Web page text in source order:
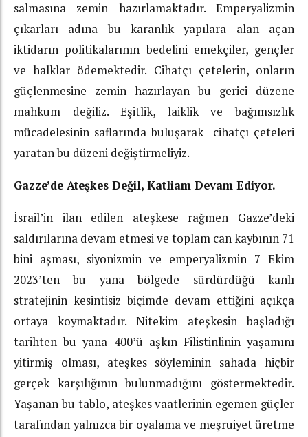
salmasına zemin hazırlamaktadır. Emperyalizmin
çıkarları adına bu karanlık yapılara alan açan
iktidarın politikalarının bedelini emekçiler, gençler
ve halklar ödemektedir. Cihatçı çetelerin, onların
güçlenmesine zemin hazırlayan bu gerici düzene
mahkum değiliz. Eşitlik, laiklik ve bağımsızlık
mücadelesinin saflarında buluşarak cihatçı çeteleri
yaratan bu düzeni değiştirmeliyiz.
Gazze’de Ateşkes Değil, Katliam Devam Ediyor.
İsrail’in ilan edilen ateşkese rağmen Gazze’deki
saldırılarına devam etmesi ve toplam can kaybının 71
bini aşması, siyonizmin ve emperyalizmin 7 Ekim
2023’ten bu yana bölgede sürdürdüğü kanlı
stratejinin kesintisiz biçimde devam ettiğini açıkça
ortaya koymaktadır. Nitekim ateşkesin başladığı
tarihten bu yana 400’ü aşkın Filistinlinin yaşamını
yitirmiş olması, ateşkes söyleminin sahada hiçbir
gerçek karşılığının bulunmadığını göstermektedir.
Yaşanan bu tablo, ateşkes vaatlerinin egemen güçler
tarafından yalnızca bir oyalama ve meşruiyet üretme